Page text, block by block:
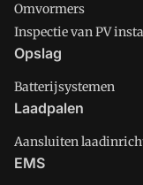
Omvormers
Inspectie van PV
Opslag
Batterijsystemen
Laadpalen
Aansluiten
EMS